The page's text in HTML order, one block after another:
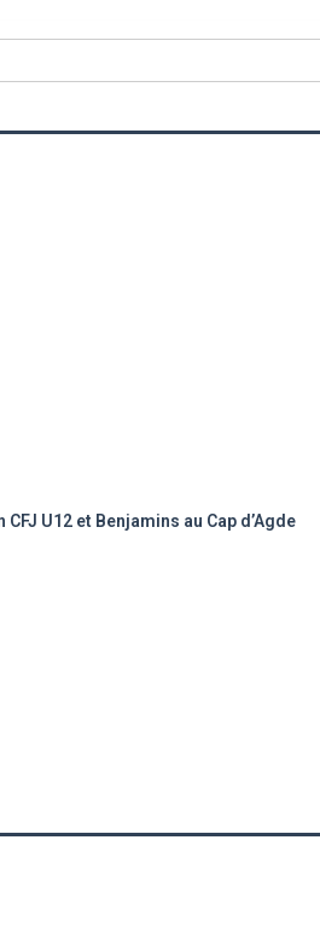
U12 et Benjamins au Cap d’Agde